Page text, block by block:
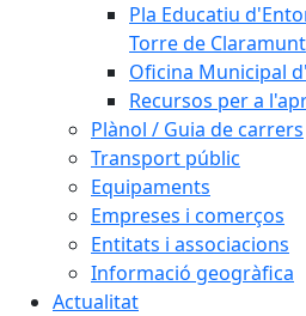
Pla Educatiu
Torre de Claramunt
Oficina Municipal
Recursos per a
Plànol / Guia de carrers
Transport públic
Equipaments
Empreses i comerços
Entitats i associacions
Informació geogràfica
Actualitat